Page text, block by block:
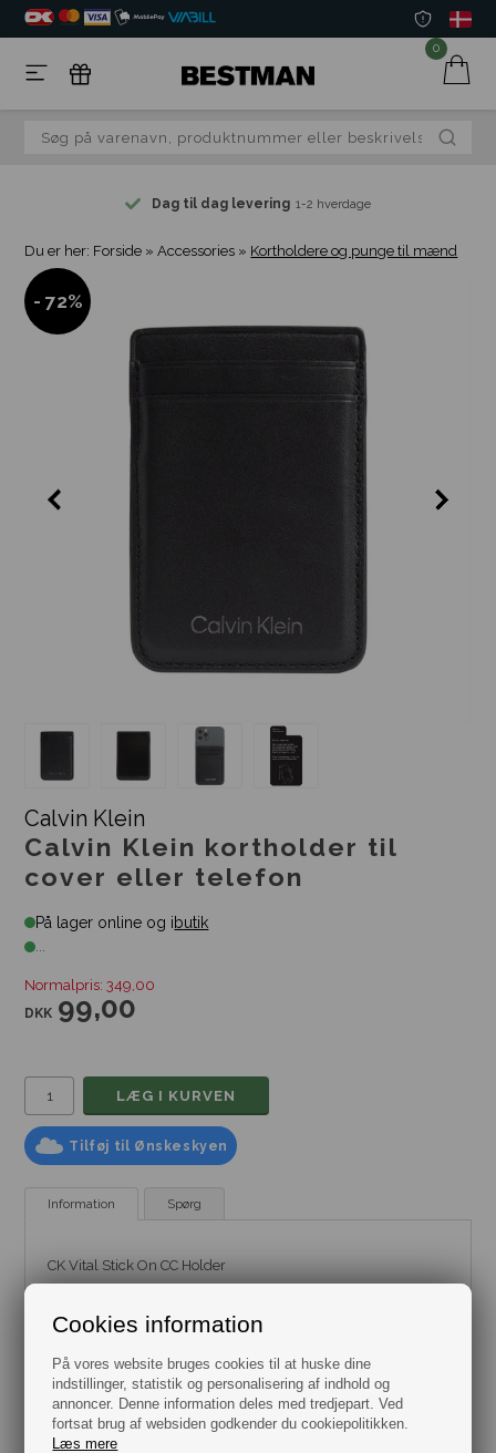
Cookies information
På vores website bruges cookies til at huske dine
indstillinger, statistik og personalisering af indhold og
annoncer. Denne information deles med tredjepart. Ved
fortsat brug af websiden godkender du cookiepolitikken.
Læs mere
0
Dag til dag levering 1-2 hverdage
Du er her: Forside »Accessories » Kortholdere og punge til mænd
- 72%
Calvin Klein
Calvin Klein kortholder til
cover eller telefon
På lager online og ibutik
...
Normalpris: 349,00
DKK 99,00
Tilføj til Ønskeskyen
Information Spørg
CK Vital Stick On CC Holder
telefonen, så du har dit fysiske kort lige ved hånden hele
tiden. Kortholderen er lavet i flot skind der giver et lækkert
Materiale: Ægte Læder
H: 9,5 x 6,5 cm.
Farve Sort.
Calvin Klein